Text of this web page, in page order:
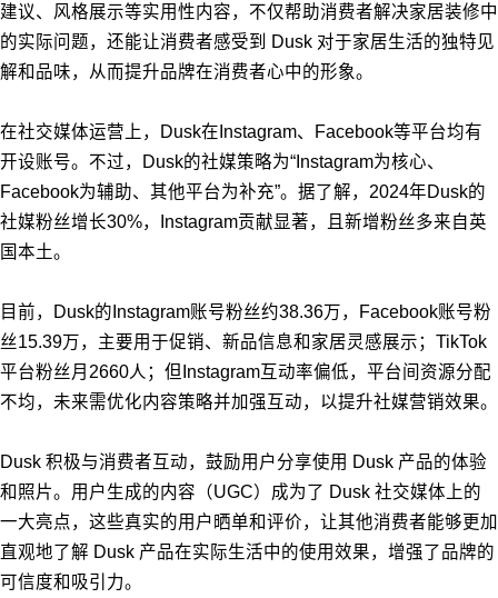
建议、风格展示等实用性内容，不仅帮助消费者解决家居装修中
的实际问题，还能让消费者感受到 Dusk 对于家居生活的独特见
解和品味，从而提升品牌在消费者心中的形象。
在社交媒体运营上，Dusk在Instagram、Facebook等平台均有
开设账号。不过，Dusk的社媒策略为“Instagram为核心、
Facebook为辅助、其他平台为补充”。据了解，2024年Dusk的
社媒粉丝增长30%，Instagram贡献显著，且新增粉丝多来自英
国本土。
目前，Dusk的Instagram账号粉丝约38.36万，Facebook账号粉
丝15.39万，主要用于促销、新品信息和家居灵感展示；TikTok
平台粉丝月2660人；但Instagram互动率偏低，平台间资源分配
不均，未来需优化内容策略并加强互动，以提升社媒营销效果。
Dusk 积极与消费者互动，鼓励用户分享使用 Dusk 产品的体验
和照片。用户生成的内容（UGC）成为了 Dusk 社交媒体上的
一大亮点，这些真实的用户晒单和评价，让其他消费者能够更加
直观地了解 Dusk 产品在实际生活中的使用效果，增强了品牌的
可信度和吸引力。